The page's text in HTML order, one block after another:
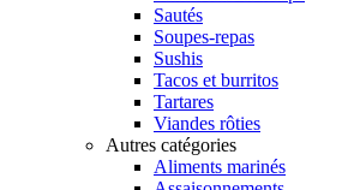
Sautés
Soupes-repas
Sushis
Tacos et burritos
Tartares
Viandes rôties
Autres catégories
Aliments marinés